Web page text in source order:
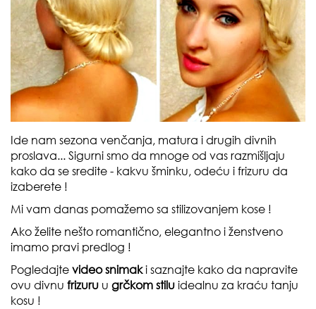
Ide nam sezona venčanja, matura i drugih divnih
proslava... Sigurni smo da mnoge od vas razmišljaju
kako da se sredite - kakvu šminku, odeću i frizuru da
izaberete !
Mi vam danas pomažemo sa stilizovanjem kose !
Ako želite nešto romantično, elegantno i ženstveno
imamo pravi predlog !
Pogledajte video snimaki saznajte kako da napravite
ovu divnu frizuru u grčkom stilu idealnu za kraću tanju
kosu !